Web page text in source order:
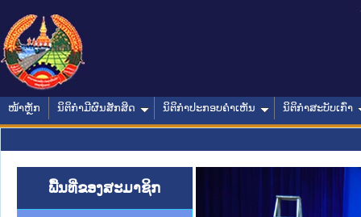
ໜ້າຫຼັກ ນິຕິກໍາມີຜົນສັກສິດ ນິຕິກໍາປະກອບຄໍາເຫັນ ນິຕິກໍາສະບັບເກົ່າ
ພື້ນທີ່ຂອງສະມາຊິກ